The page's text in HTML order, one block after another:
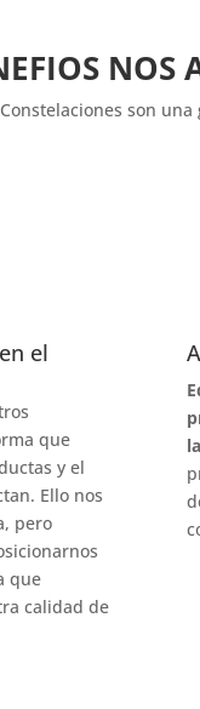
NOS
Constelaciones son
el
que
y el
Ello nos
pero
que
calidad de